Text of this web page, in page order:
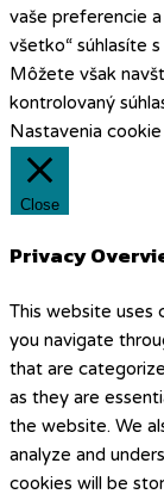
vaše preferencie
všetko“ súhlasíte
Môžete však
kontrolovaný
Nastavenia cookie
Close
Privacy
This website uses
you navigate
that are
as they are
the website. We
analyze and
cookies will be